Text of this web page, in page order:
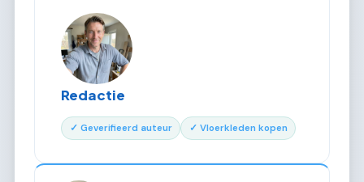
Redactie
✓ Geverifieerd auteur ✓ Vloerkleden kopen